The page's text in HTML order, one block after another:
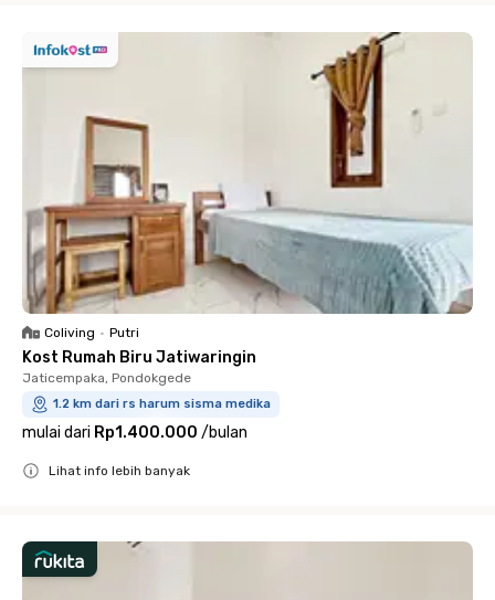
Coliving • Putri
Kost Rumah Biru Jatiwaringin
Jaticempaka, Pondokgede
1.2 km dari rs harum sisma medika
mulai dari Rp1.400.000 /bulan
Lihat info lebih banyak